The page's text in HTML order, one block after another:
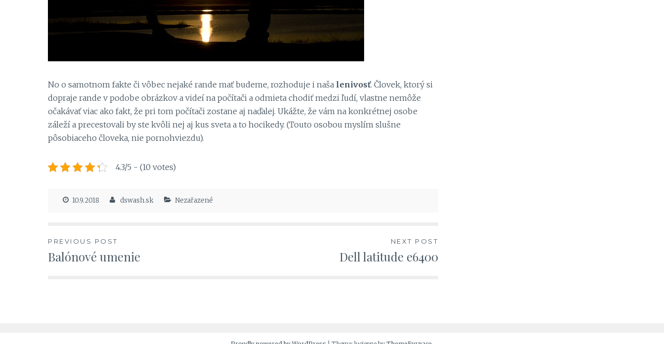
No o samotnom fakte či vôbec nejaké rande mať budeme, rozhoduje i naša lenivosť. Človek, ktorý si
dopraje rande v podobe obrázkov a videí na počítači a odmieta chodiť medzi ľudí, vlastne nemôže
očakávať viac ako fakt, že pri tom počítači zostane aj naďalej. Ukážte, že vám na konkrétnej osobe
záleží a precestovali by ste kvôli nej aj kus sveta a to hocikedy. (Touto osobou myslím slušne
pôsobiaceho človeka, nie pornohviezdu).
4.3/5 - (10 votes)
10.9.2018 dswash.sk Nezařazené
Navigace
PREVIOUS POST
Balónové umenie
NEXT POST
Dell latitude e6400